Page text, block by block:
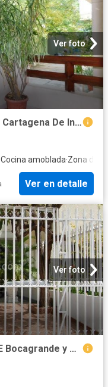
Ver foto
Casa en arriendo Calle 27 21 90, Cartagena De Indias, Bolívar, Col
Cocina amoblada·Zona de
Ver en detalle
Ver foto
Casa en Arriendo, BOCAGRANDE Bocagrande y Castillo Grande, Cartagena de Indias